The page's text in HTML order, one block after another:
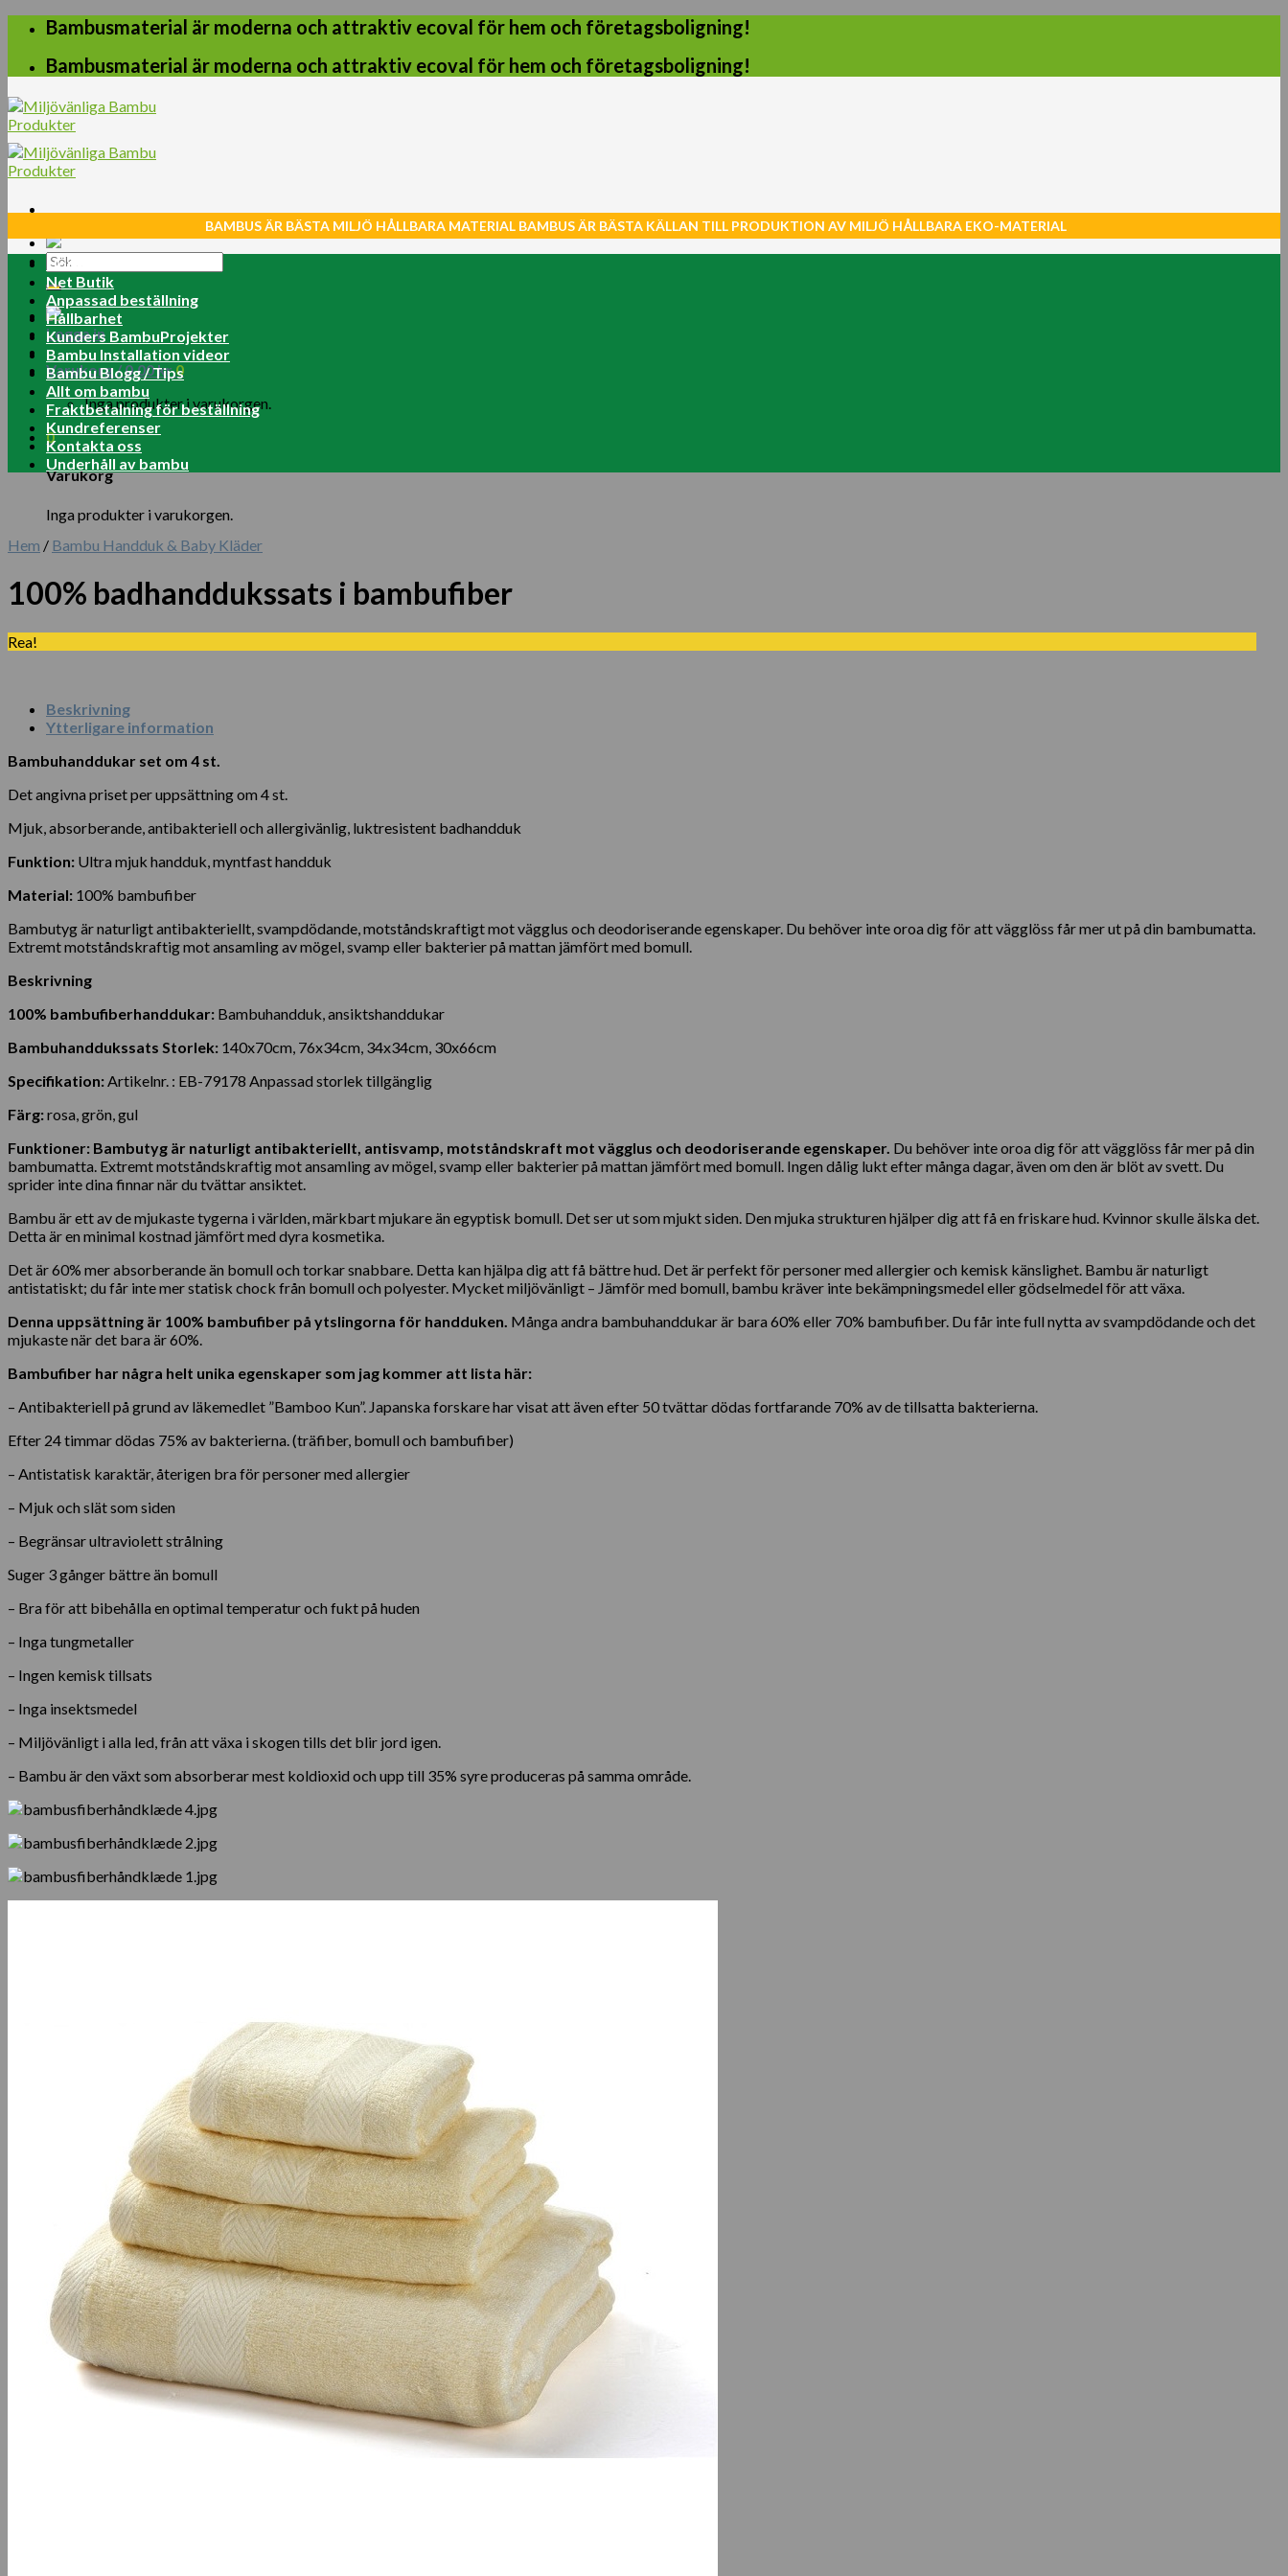
Skip
content
Bambusmaterial är moderna och attraktiv ecoval för hem och företagsboligning!
Bambusmaterial är moderna och attraktiv ecoval för hem och företagsboligning!
Sök
efter:
Logga in
Varukorg /0.00kr 0
Inga produkter i varukorgen.
0
Varukorg
Inga produkter i varukorgen.
BAMBUS ÄR BÄSTA MILJÖ HÅLLBARA MATERIAL BAMBUS ÄR BÄSTA KÄLLAN TILL PRODUKTION AV MILJÖ HÅLLBARA EKO-MATERIAL
Home
Net Butik
Anpassad beställning
Hållbarhet
Kunders BambuProjekter
Bambu Installation videor
Bambu Blogg / Tips
Allt om bambu
Fraktbetalning för beställning
Kundreferenser
Kontakta oss
Underhåll av bambu
Hem / Bambu Handduk & Baby Kläder
100% badhanddukssats i bambufiber
Rea!
Beskrivning
Ytterligare information
Bambuhanddukar set om 4 st.
Det angivna priset per uppsättning om 4 st.
Mjuk, absorberande, antibakteriell och allergivänlig, luktresistent badhandduk
Funktion: Ultra mjuk handduk, myntfast handduk
Material: 100% bambufiber
Bambutyg är naturligt antibakteriellt, svampdödande, motståndskraftigt mot vägglus och deodoriserande egenskaper. Du behöver inte oroa dig för att vägglöss får mer ut på din bambumatta.
Extremt motståndskraftig mot ansamling av mögel, svamp eller bakterier på mattan jämfört med bomull.
Beskrivning
100% bambufiberhanddukar: Bambuhandduk, ansiktshanddukar
Bambuhanddukssats Storlek: 140x70cm, 76x34cm, 34x34cm, 30x66cm
Specifikation:Artikelnr. : EB-79178 Anpassad storlek tillgänglig
Färg:rosa, grön, gul
Funktioner: Bambutyg är naturligt antibakteriellt, antisvamp, motståndskraft mot vägglus och deodoriserande egenskaper. Du behöver inte oroa dig för att vägglöss får mer på din
bambumatta. Extremt motståndskraftig mot ansamling av mögel, svamp eller bakterier på mattan jämfört med bomull. Ingen dålig lukt efter många dagar, även om den är blöt av svett. Du
sprider inte dina finnar när du tvättar ansiktet.
Bambu är ett av de mjukaste tygerna i världen, märkbart mjukare än egyptisk bomull. Det ser ut som mjukt siden. Den mjuka strukturen hjälper dig att få en friskare hud. Kvinnor skulle älska det.
Detta är en minimal kostnad jämfört med dyra kosmetika.
Det är 60% mer absorberande än bomull och torkar snabbare. Detta kan hjälpa dig att få bättre hud. Det är perfekt för personer med allergier och kemisk känslighet. Bambu är naturligt
antistatiskt; du får inte mer statisk chock från bomull och polyester. Mycket miljövänligt – Jämför med bomull, bambu kräver inte bekämpningsmedel eller gödselmedel för att växa.
Denna uppsättning är 100% bambufiber på ytslingorna för handduken. Många andra bambuhanddukar är bara 60% eller 70% bambufiber. Du får inte full nytta av svampdödande och det
mjukaste när det bara är 60%.
Bambufiber har några helt unika egenskaper som jag kommer att lista här:
– Antibakteriell på grund av läkemedlet ”Bamboo Kun”. Japanska forskare har visat att även efter 50 tvättar dödas fortfarande 70% av de tillsatta bakterierna.
Efter 24 timmar dödas 75% av bakterierna. (träfiber, bomull och bambufiber)
– Antistatisk karaktär, återigen bra för personer med allergier
– Mjuk och slät som siden
– Begränsar ultraviolett strålning
Suger 3 gånger bättre än bomull
– Bra för att bibehålla en optimal temperatur och fukt på huden
– Inga tungmetaller
– Ingen kemisk tillsats
– Inga insektsmedel
– Miljövänligt i alla led, från att växa i skogen tills det blir jord igen.
– Bambu är den växt som absorberar mest koldioxid och upp till 35% syre produceras på samma område.